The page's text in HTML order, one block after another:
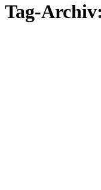
Tag-Archiv: